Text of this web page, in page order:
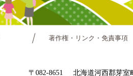
著作権・リンク・免責事項
〒082-8651 北海道河西郡芽